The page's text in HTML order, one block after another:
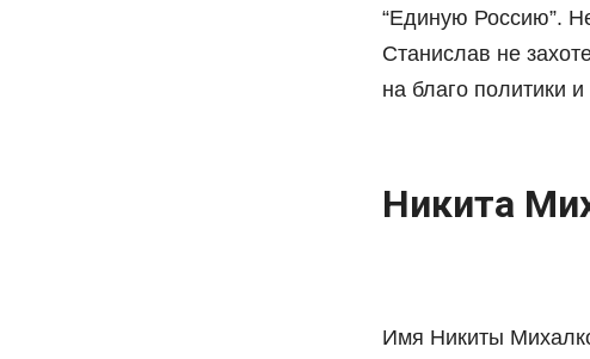
“Единую Россию”.
Станислав не
на благо политики и
Никита
Имя Никиты